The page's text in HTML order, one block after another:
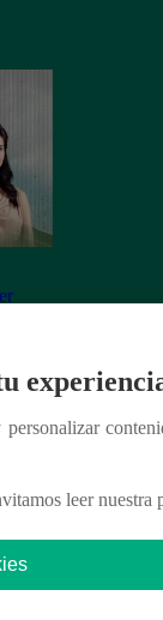
leer nuestra